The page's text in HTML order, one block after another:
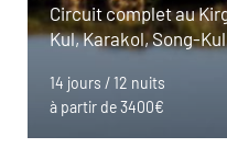
Circuit complet au
Kul, Karakol, Song-
14 jours / 12 nuits
à partir de 3400€